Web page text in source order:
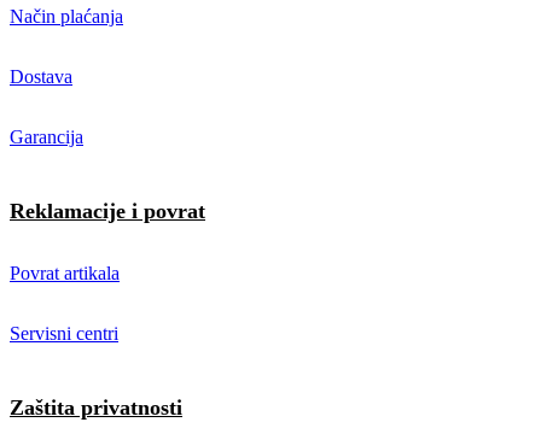
Način plaćanja
Dostava
Garancija
Reklamacije i povrat
Povrat artikala
Servisni centri
Zaštita privatnosti